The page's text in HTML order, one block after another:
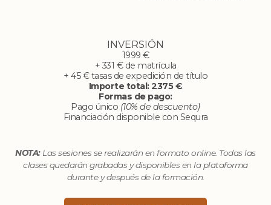
INVERSIÓN
1999 €
+ 331 € de matrícula
+ 45 € tasas de expedición de título
Importe total: 2375 €
Formas de pago:
Pago único (10% de descuento)
Financiación disponible con Sequra
NOTA:Las sesiones se realizarán en formato online. Todas las
clases quedarán grabadas y disponibles en la plataforma
durante y después de la formación.